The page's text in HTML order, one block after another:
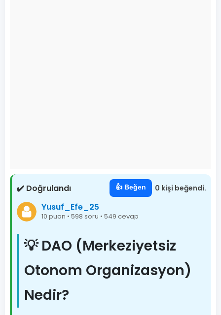
✔️ Doğrulandı 👍 Beğen 0 kişi beğendi.
Yusuf_Efe_25
10 puan • 598 soru • 549 cevap
💡 DAO (Merkeziyetsiz
Otonom Organizasyon)
Nedir?